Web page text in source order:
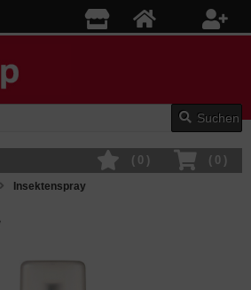
Suchen
( 0 )
( 0 )
Insektenspray